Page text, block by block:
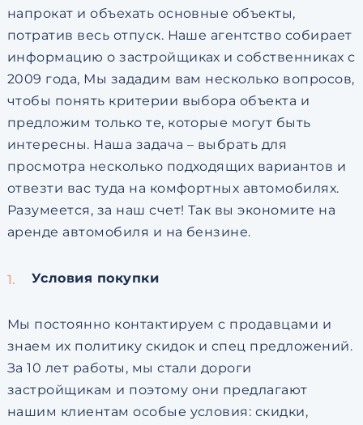
напрокат и объехать основные объекты,
потратив весь отпуск. Наше агентство собирает
информацию о застройщиках и собственниках с
2009 года, Мы зададим вам несколько вопросов,
чтобы понять критерии выбора объекта и
предложим только те, которые могут быть
интересны. Наша задача – выбрать для
просмотра несколько подходящих вариантов и
отвезти вас туда на комфортных автомобилях.
Разумеется, за наш счет! Так вы экономите на
аренде автомобиля и на бензине.
Условия покупки
Мы постоянно контактируем с продавцами и
знаем их политику скидок и спец предложений.
За 10 лет работы, мы стали дороги
застройщикам и поэтому они предлагают
нашим клиентам особые условия: скидки,